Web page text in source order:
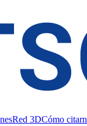
Red 3DCómo